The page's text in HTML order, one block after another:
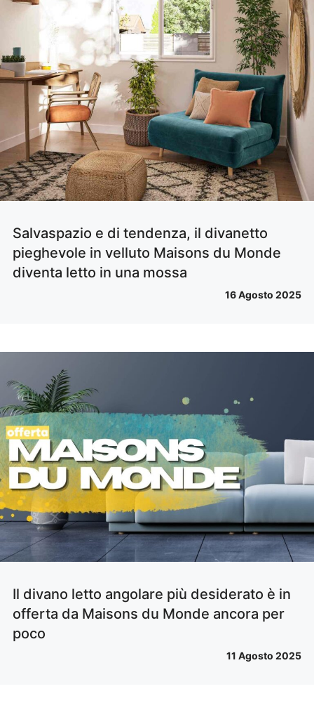
Salvaspazio e di tendenza, il divanetto
pieghevole in velluto Maisons du Monde
diventa letto in una mossa
16 Agosto 2025
Il divano letto angolare più desiderato è in
offerta da Maisons du Monde ancora per
poco
11 Agosto 2025